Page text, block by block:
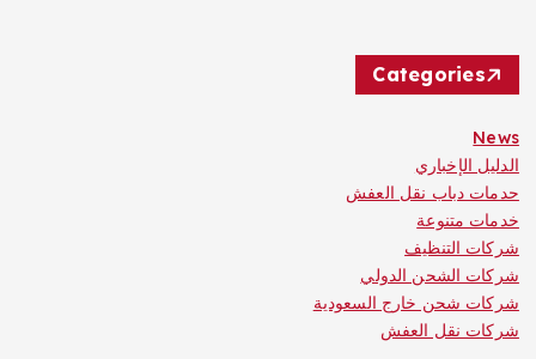
Categories
News
الدليل الإخباري
حدمات دباب نقل العفش
خدمات متنوعة
شركات التنظيف
شركات الشحن الدولي
شركات شحن خارج السعودية
شركات نقل العفش